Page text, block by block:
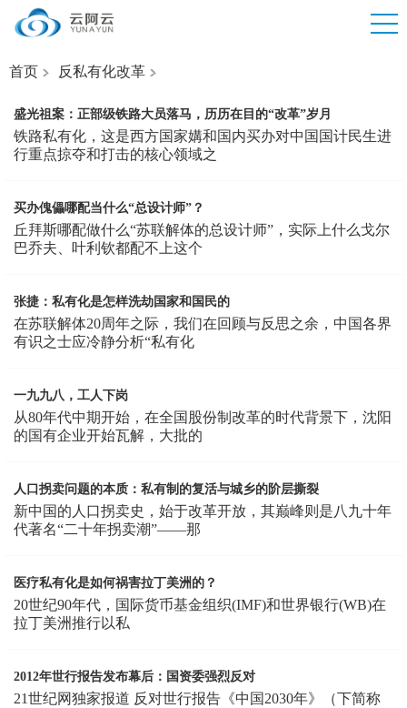
首页 反私有化改革
盛光祖案：正部级铁路大员落马，历历在目的“改革”岁月
铁路私有化，这是西方国家媾和国内买办对中国国计民生进
行重点掠夺和打击的核心领域之
买办傀儡哪配当什么“总设计师”？
丘拜斯哪配做什么“苏联解体的总设计师”，实际上什么戈尔
巴乔夫、叶利钦都配不上这个
张捷：私有化是怎样洗劫国家和国民的
在苏联解体20周年之际，我们在回顾与反思之余，中国各界
有识之士应冷静分析“私有化
一九九八，工人下岗
从80年代中期开始，在全国股份制改革的时代背景下，沈阳
的国有企业开始瓦解，大批的
人口拐卖问题的本质：私有制的复活与城乡的阶层撕裂
新中国的人口拐卖史，始于改革开放，其巅峰则是八九十年
代著名“二十年拐卖潮”——那
医疗私有化是如何祸害拉丁美洲的？
20世纪90年代，国际货币基金组织(IMF)和世界银行(WB)在
拉丁美洲推行以私
2012年世行报告发布幕后：国资委强烈反对
21世纪网独家报道 反对世行报告《中国2030年》（下简称